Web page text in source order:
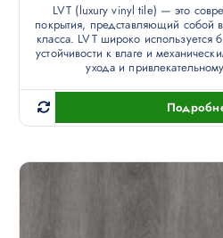
LVT (luxury vinyl tile) — это
покрытия, представляющий собой
класса. LVT широко используется
устойчивости к влаге и
ухода и